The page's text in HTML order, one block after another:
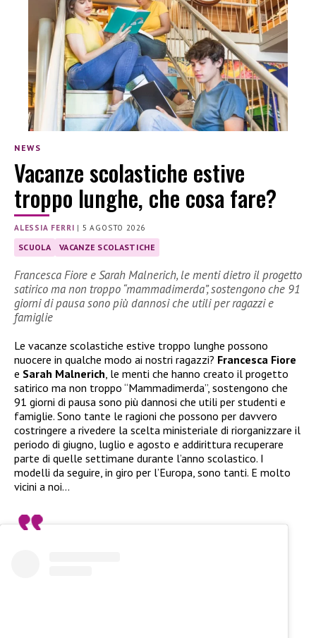
NEWS
Vacanze scolastiche estive
troppo lunghe, che cosa fare?
ALESSIA FERRI | 5 AGOSTO 2026
SCUOLA VACANZE SCOLASTICHE
Francesca Fiore e Sarah Malnerich, le menti dietro il progetto
satirico ma non troppo “mammadimerda”, sostengono che 91
giorni di pausa sono più dannosi che utili per ragazzi e
famiglie
Le vacanze scolastiche estive troppo lunghe possono
nuocere in qualche modo ai nostri ragazzi? Francesca Fiore
e Sarah Malnerich, le menti che hanno creato il progetto
satirico ma non troppo “Mammadimerda”, sostengono che
91 giorni di pausa sono più dannosi che utili per studenti e
famiglie. Sono tante le ragioni che possono per davvero
costringere a rivedere la scelta ministeriale di riorganizzare il
periodo di giugno, luglio e agosto e addirittura recuperare
parte di quelle settimane durante l’anno scolastico. I
modelli da seguire, in giro per l’Europa, sono tanti. E molto
vicini a noi…